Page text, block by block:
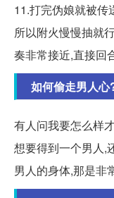
11.打完伪娘就被传
所以附火慢慢抽就
奏非常接近,直接回
如何偷走男人心
有人问我要怎么样
想要得到一个男人,
男人的身体,那是非